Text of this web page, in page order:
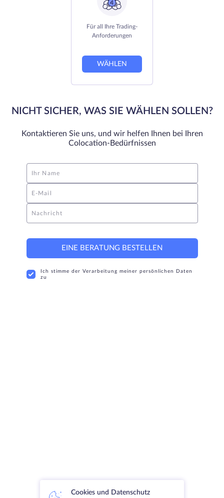
Für all Ihre Trading-
Anforderungen
WÄHLEN
NICHT SICHER, WAS SIE WÄHLEN SOLLEN?
Kontaktieren Sie uns, und wir helfen Ihnen bei Ihren
Colocation-Bedürfnissen
Ihr Name
E-Mail
Nachricht
EINE BERATUNG BESTELLEN
Ich stimme der Verarbeitung meiner persönlichen Daten
zu
Cookies und Datenschutz